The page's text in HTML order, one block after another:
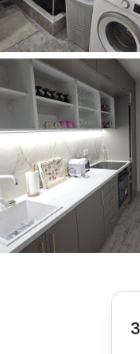
Valjevo
Pirot
Vršac
Leskovac
Senta
Ljubovija
Negotin